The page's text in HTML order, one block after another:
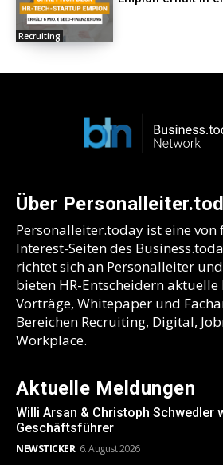
Recruiting
Über
Personalleiter.today ist eine von
Interest-Seiten des
richtet sich an Personalleiter
bieten HR-Entscheidern aktuelle
Vorträge, Whitepaper und
Bereichen Recruiting, Digital,
Workplace.
Aktuelle Meldungen
Willi Arsan & Christoph Schwedler
Geschäftsführer
NEWSTICKER 6. August 2026